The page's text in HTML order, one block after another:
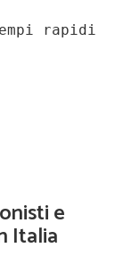
rapidi
e
Italia